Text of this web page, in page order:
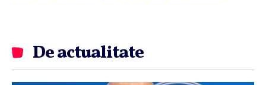
De actualitate